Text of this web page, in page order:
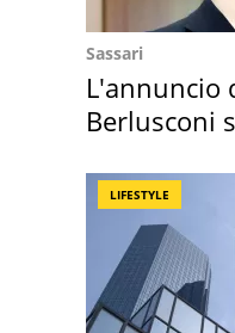
Sassari
L'annuncio
Berlusconi
LIFESTYLE